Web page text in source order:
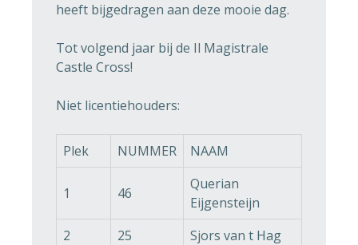
heeft bijgedragen aan deze mooie dag.
Tot volgend jaar bij de Il Magistrale
Castle Cross!
Niet licentiehouders:
Plek NUMMER NAAM
1 46
Querian
Eijgensteijn
2
25
Sjors van t Hag